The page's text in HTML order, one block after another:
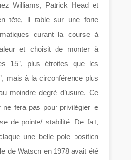
Williams, Patrick Head et
tête, il table sur une forte
durant la course à
et choisit de monter à
15’’, plus étroites que les
mais à la circonférence plus
moindre degré d’usure. Ce
ne fera pas pour privilégier le
de pointe/ stabilité. De fait,
une belle pole position
de Watson en 1978 avait été